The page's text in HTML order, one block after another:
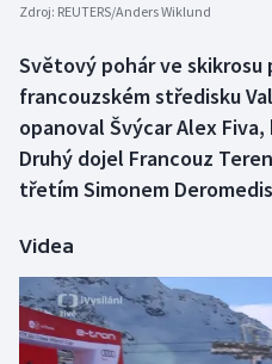
Box
Curling
Futsal
Zdroj: REUTERS/Anders Wiklund
Světový pohár ve skikrosu
francouzském středisku
opanoval Švýcar Alex
Druhý dojel Francouz
třetím Simonem
Videa